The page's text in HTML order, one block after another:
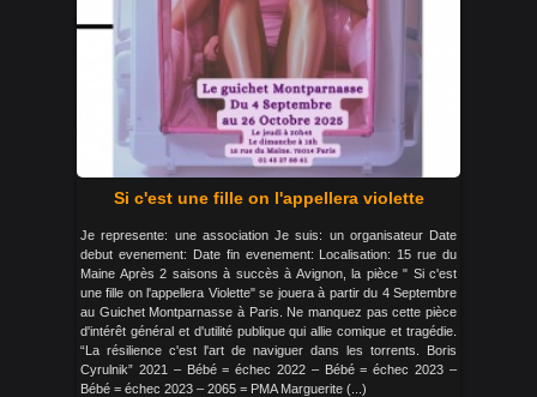
Si c'est une fille on l'appellera violette
Je represente: une association Je suis: un organisateur Date
debut evenement: Date fin evenement: Localisation: 15 rue du
Maine Après 2 saisons à succès à Avignon, la pièce " Si c'est
une fille on l'appellera Violette" se jouera à partir du 4 Septembre
au Guichet Montparnasse à Paris. Ne manquez pas cette pièce
d'intérêt général et d'utilité publique qui allie comique et tragédie.
“La résilience c'est l'art de naviguer dans les torrents. Boris
Cyrulnik” 2021 – Bébé = échec 2022 – Bébé = échec 2023 –
Bébé = échec 2023 – 2065 = PMA Marguerite (...)